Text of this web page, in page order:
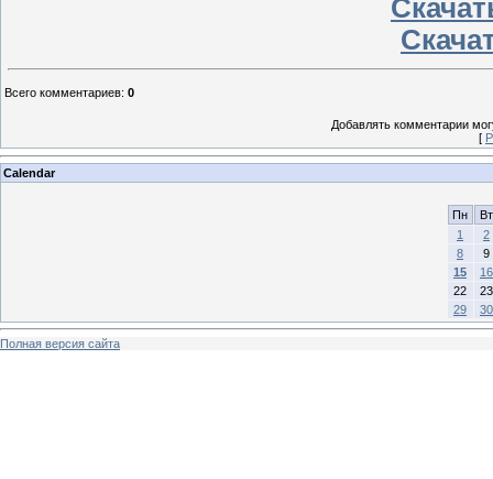
Всего комментариев: 0
Добавлять комментарии
[
Calendar
Пн
Вт
1
2
8
9
15
16
22
23
29
30
Полная версия сайта